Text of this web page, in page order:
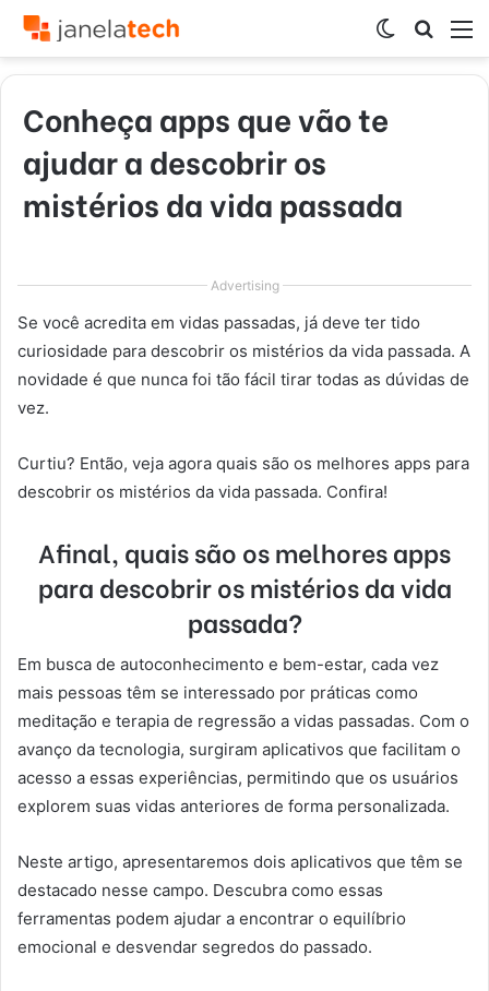
por
Switch
skin
Conheça apps que vão te
ajudar a descobrir os
mistérios da vida passada
Advertising
Se você acredita em vidas passadas, já deve ter tido
curiosidade para descobrir os mistérios da vida passada. A
novidade é que nunca foi tão fácil tirar todas as dúvidas de
vez.
Curtiu? Então, veja agora quais são os melhores apps para
descobrir os mistérios da vida passada. Confira!
Afinal, quais são os melhores apps
para descobrir os mistérios da vida
passada?
Em busca de autoconhecimento e bem-estar, cada vez
mais pessoas têm se interessado por práticas como
meditação e terapia de regressão a vidas passadas. Com o
avanço da tecnologia, surgiram aplicativos que facilitam o
acesso a essas experiências, permitindo que os usuários
explorem suas vidas anteriores de forma personalizada.
Neste artigo, apresentaremos dois aplicativos que têm se
destacado nesse campo. Descubra como essas
ferramentas podem ajudar a encontrar o equilíbrio
emocional e desvendar segredos do passado.